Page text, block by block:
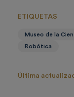
ETIQUETAS
Museo de la
Robótica
Última